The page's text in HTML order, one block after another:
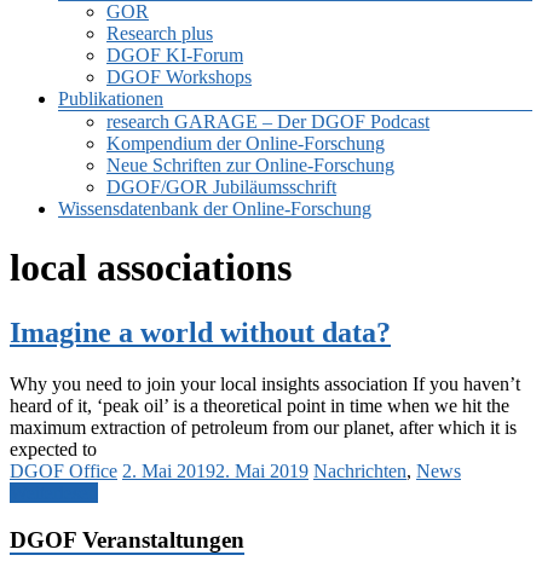
GOR
Research plus
DGOF KI-Forum
DGOF Workshops
Publikationen
research GARAGE – Der DGOF Podcast
Kompendium der Online-Forschung
Neue Schriften zur Online-Forschung
DGOF/GOR Jubiläumsschrift
Wissensdatenbank der Online-Forschung
local associations
Imagine a world without data?
Why you need to join your local insights association If you haven’t
heard of it, ‘peak oil’ is a theoretical point in time when we hit the
maximum extraction of petroleum from our planet, after which it is
expected to
DGOF Office 2. Mai 20192. Mai 2019 Nachrichten, News
DGOF Veranstaltungen